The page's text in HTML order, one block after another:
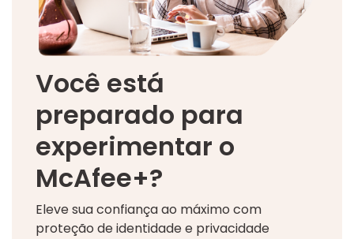
Você está
preparado para
experimentar o
McAfee+?
Eleve sua confiança ao máximo com
proteção de identidade e privacidade